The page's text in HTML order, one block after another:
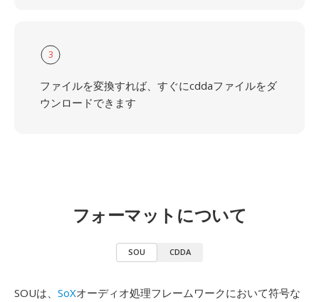
3
ファイルを変換すれば、すぐにcddaファイルをダ
ウンロードできます
フォーマットについて
SOU CDDA
SOUは、 SoXオーディオ処理フレームワークにおいて符号な